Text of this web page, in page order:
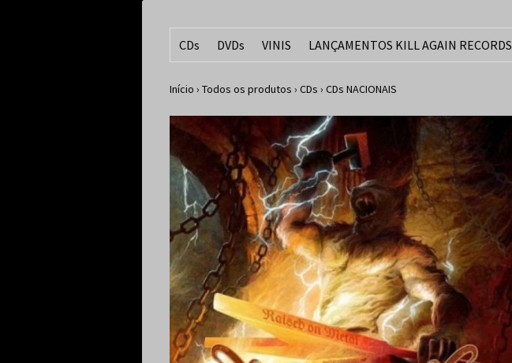
CDs DVDs VINIS LANÇAMENTOS KILL AGAIN RECORDS
Início › Todos os produtos › CDs › CDs NACIONAIS